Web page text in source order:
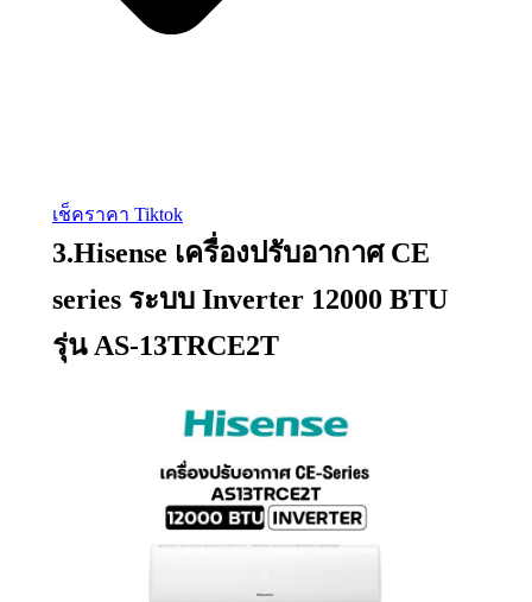
เช็คราคา Tiktok
3.Hisense เครื่องปรับอากาศ CE
series ระบบ Inverter 12000 BTU
รุ่น AS-13TRCE2T